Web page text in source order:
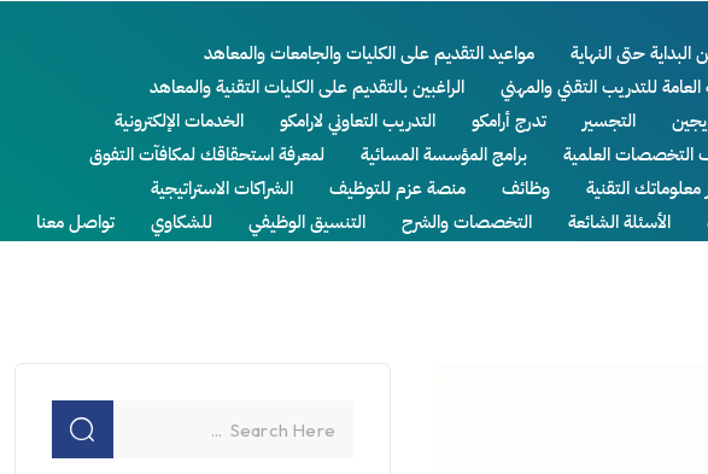
حتى النهاية
مواعيد التقديم على الكليات والجامعات والمعاهد
للتدريب التقني والمهني
الراغبين بالتقديم على الكليات التقنية والمعاهد
التجسير تدرج أرامكو التدريب التعاوني لارامكو
الخدمات الإلكترونية
التخصصات العلمية برامج المؤسسة المسائية
لمعرفة استحقاقك لمكافآت التفوق
معلوماتك التقنية وظائف منصة عزم للتوظيف
الشراكات الاستراتيجية
الأسئلة الشائعة التخصصات والشرح التنسيق الوظيفي للشكاوي تواصل معنا